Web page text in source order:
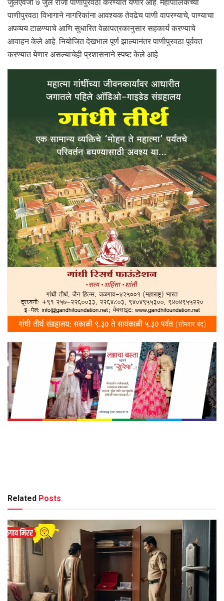
जुलैऐवजी ७ जुलै रोजी पाणीपुरवठा करण्यात येणार आहे. महापालिकेच्या
पाणीपुरवठा विभागाने नागरिकांना आवश्यक तेवढेच पाणी वापरण्याचे, पाण्याचा
अपव्यय टाळण्याचे आणि सुधारित वेळापत्रकानुसार सहकार्य करण्याचे
आवाहन केले आहे. नियोजित देखभाल पूर्ण झाल्यानंतर पाणीपुरवठा पूर्ववत
करण्यात येणार असल्याचेही प्रशासनाने स्पष्ट केले आहे.
Related Posts